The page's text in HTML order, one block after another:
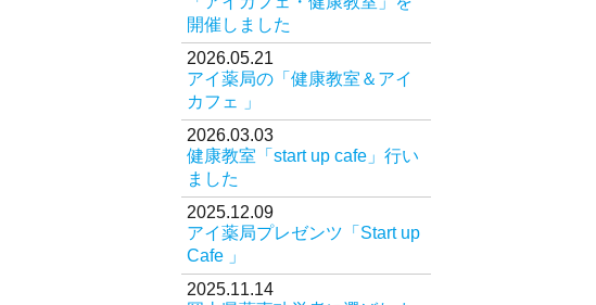
お問い合わせ
開催しました
2026.05.21
アイ薬局の「健康教室＆アイ
カフェ 」
2026.03.03
健康教室「start up cafe」行い
ました
2025.12.09
アイ薬局プレゼンツ「Start up
Cafe 」
2025.11.14